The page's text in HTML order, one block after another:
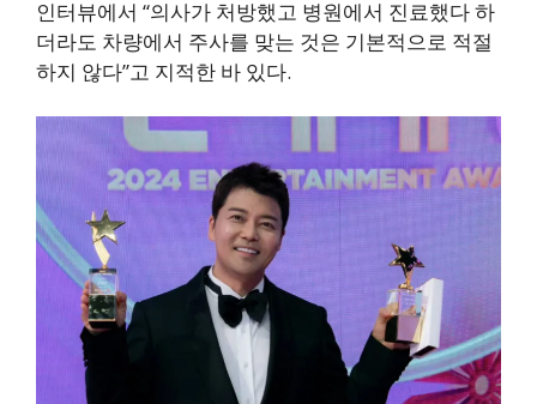
인터뷰에서 “의사가 처방했고 병원에서 진료했다 하
더라도 차량에서 주사를 맞는 것은 기본적으로 적절
하지 않다”고 지적한 바 있다.